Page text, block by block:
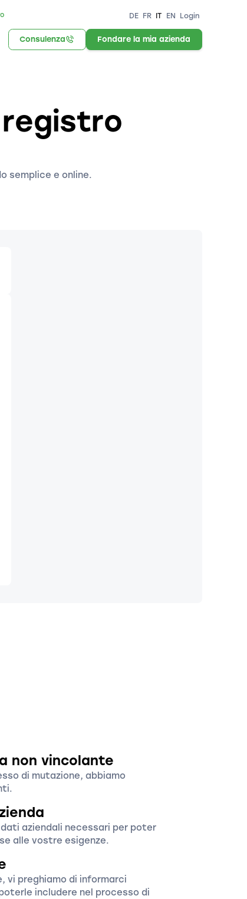
DE FR IT EN Login
Consulenza Fondare la mia azienda
semplice e online.
non vincolante
di mutazione, abbiamo
aziendali necessari per poter
alle vostre esigenze.
vi preghiamo di informarci
includere nel processo di